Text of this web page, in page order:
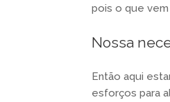
pois o que
Nossa
Então aqui
esforços para